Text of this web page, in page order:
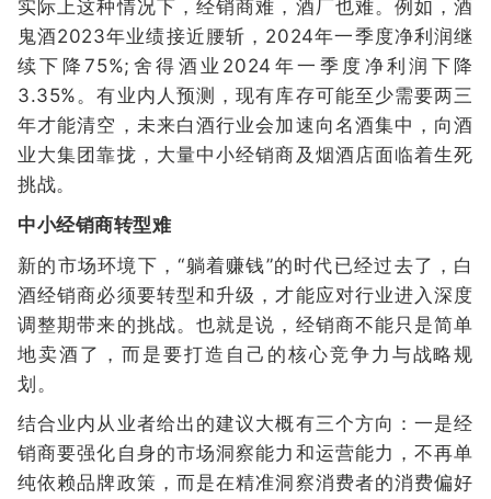
实际上这种情况下，经销商难，酒厂也难。例如，酒
鬼酒2023年业绩接近腰斩，2024年一季度净利润继
续下降75%;舍得酒业2024年一季度净利润下降
3.35%。有业内人预测，现有库存可能至少需要两三
年才能清空，未来白酒行业会加速向名酒集中，向酒
业大集团靠拢，大量中小经销商及烟酒店面临着生死
挑战。
中小经销商转型难
新的市场环境下，“躺着赚钱”的时代已经过去了，白
酒经销商必须要转型和升级，才能应对行业进入深度
调整期带来的挑战。也就是说，经销商不能只是简单
地卖酒了，而是要打造自己的核心竞争力与战略规
划。
结合业内从业者给出的建议大概有三个方向：一是经
销商要强化自身的市场洞察能力和运营能力，不再单
纯依赖品牌政策，而是在精准洞察消费者的消费偏好